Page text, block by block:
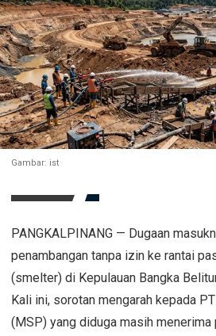
Gambar: ist
PANGKALPINANG — Dugaan
penambangan tanpa izin ke rantai
(smelter) di Kepulauan Bangka
Kali ini, sorotan mengarah kepada
(MSP) yang diduga masih